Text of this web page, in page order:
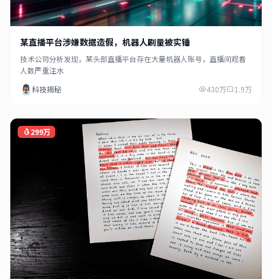
某直播平台涉嫌数据造假，机器人刷量被实锤
技术公司分析发现，某头部直播平台存在大量机器人账号，直播间观看
人数严重注水
科技揭秘
430万 1.9万
299万